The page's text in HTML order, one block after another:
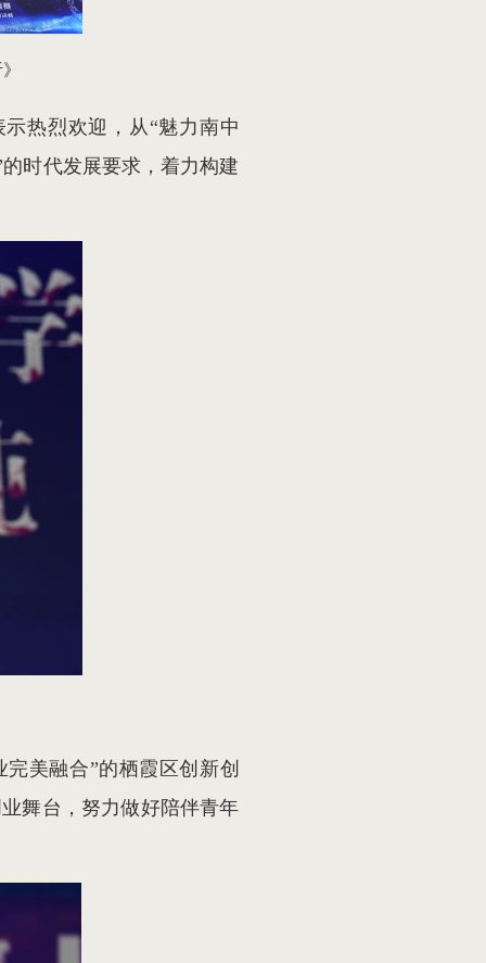
热烈欢迎，从“魅力南中
时代发展要求，着力构建
美融合”的栖霞区创新创
舞台，努力做好陪伴青年